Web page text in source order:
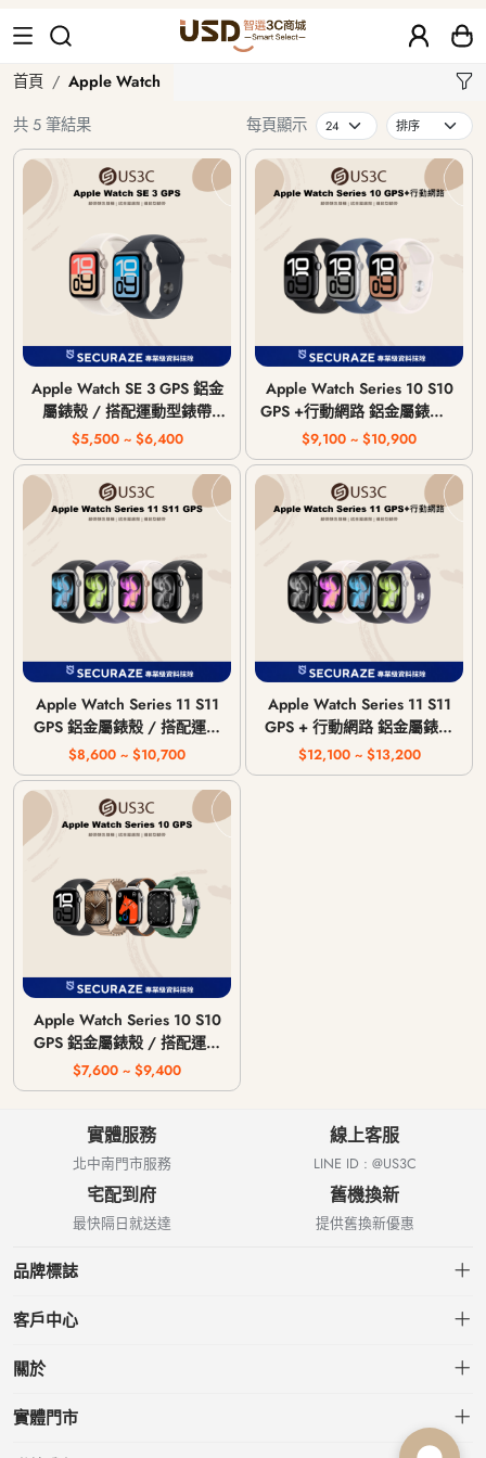
Apple Watch
首頁
Apple Watch
共 5 筆結果
每頁顯示
Apple Watch SE 3 GPS 鋁金
屬錶殼 / 搭配運動型錶帶
〈錶帶顏色隨機〉
$5,500 ~ $6,400
Apple Watch Series 10 S10
GPS +行動網路 鋁金屬錶殼 /
搭配運動型錶帶 〈錶帶顏色
隨機〉
$9,100 ~ $10,900
Apple Watch Series 11 S11
GPS 鋁金屬錶殼 / 搭配運動
型錶帶 〈錶帶顏色隨機〉
$8,600 ~ $10,700
Apple Watch Series 11 S11
GPS + 行動網路 鋁金屬錶殼
/ 搭配運動型錶帶 〈錶帶顏
色隨機〉
$12,100 ~ $13,200
Apple Watch Series 10 S10
GPS 鋁金屬錶殼 / 搭配運動
型錶帶 〈錶帶顏色隨機〉
$7,600 ~ $9,400
實體服務
北中南門市服務
線上客服
LINE ID : @US3C
宅配到府
最快隔日就送達
舊機換新
提供舊換新優惠
品牌標誌
客戶中心
會員中心
關於
關於US3C
實體門市